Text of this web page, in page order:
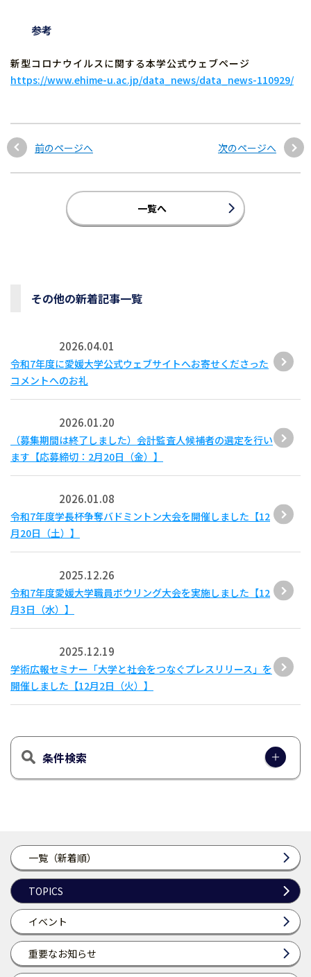
一覧（新着順）
TOPICS
イベント
重要なお知らせ
参考
新型コロナウイルスに関する本学公式ウェブページ
https://www.ehime-u.ac.jp/data_news/data_news-110929/
前のページへ 次のページへ
一覧へ
その他の新着記事一覧
2026.04.01
令和7年度に愛媛大学公式ウェブサイトへお寄せくださった
コメントへのお礼
2026.01.20
（募集期間は終了しました）会計監査人候補者の選定を行い
ます【応募締切：2月20日（金）】
2026.01.08
令和7年度学長杯争奪バドミントン大会を開催しました【12
月20日（土）】
2025.12.26
令和7年度愛媛大学職員ボウリング大会を実施しました【12
月3日（水）】
2025.12.19
学術広報セミナー「大学と社会をつなぐプレスリリース」を
開催しました【12月2日（火）】
条件検索